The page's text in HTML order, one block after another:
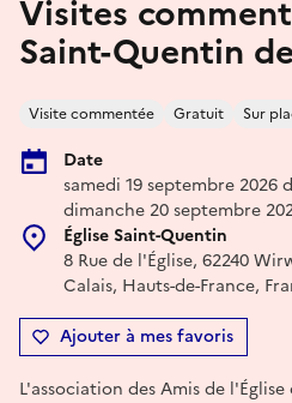
Visites
Saint-Quentin
Visite commentée Gratuit Sur
Date
samedi 19 septembre 2026
dimanche 20 septembre
Église Saint-Quentin
8 Rue de l'Église, 62240
Calais, Hauts-de-France,
Ajouter à mes favoris
L'association des Amis de